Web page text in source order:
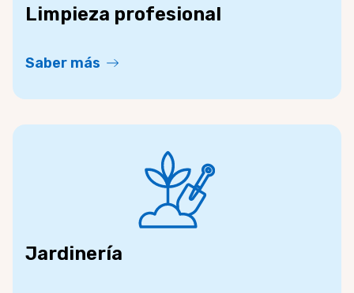
Limpieza profesional
Saber más
Jardinería